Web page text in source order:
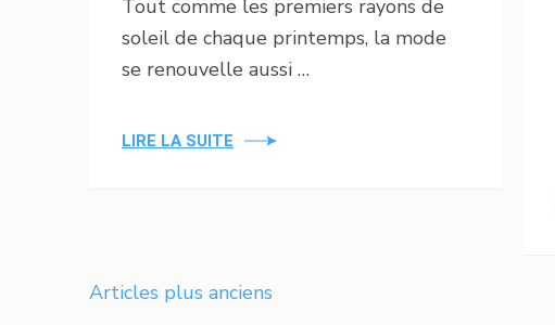
Tout comme les premiers rayons de
soleil de chaque printemps, la mode
se renouvelle aussi …
LIRE LA SUITE
Navigation
Articles plus anciens